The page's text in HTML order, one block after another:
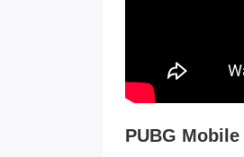
PUBG Mobile